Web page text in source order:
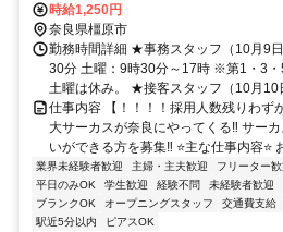
時給1,250円
奈良県橿原市
勤務時間詳細 ★事務スタッフ（10月9
30分 土曜：9時30分～17時 ※第1・3
土曜は休み。 ★接客スタッフ（10月10
仕事内容 【！！！！採用人数残りわず
大サーカスが奈良にやってくる‼ サー
いができる方を募集‼ ⭐主な仕事内容⭐
業界未経験者歓迎 主婦・主夫歓迎 フリーター歓
平日のみOK
学生歓迎 経験不問 未経験者歓迎
ブランクOK
オープニングスタッフ 交通費支給
駅近5分以内
ピアスOK